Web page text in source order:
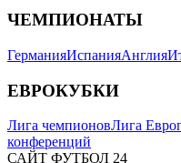
ЧЕМПИОНАТЫ
ГерманияИспанияАнглия
ЕВРОКУБКИ
Лига чемпионовЛига
конференций
САЙТ ФУТБОЛ 24